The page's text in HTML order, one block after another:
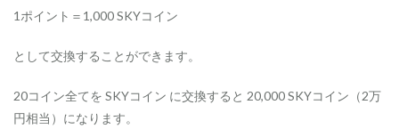
1ポイント＝1,000 SKYコイン
として交換することができます。
20コイン全てを SKYコイン に交換すると 20,000 SKYコイン（2万
円相当）になります。